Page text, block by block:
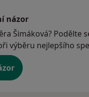
názor
Šimáková? Podělte
výběru nejlepšího